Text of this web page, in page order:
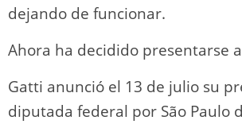
dejando de funcionar.
Ahora ha decidido presentarse
Gatti anunció el 13 de julio su
diputada federal por São Paulo